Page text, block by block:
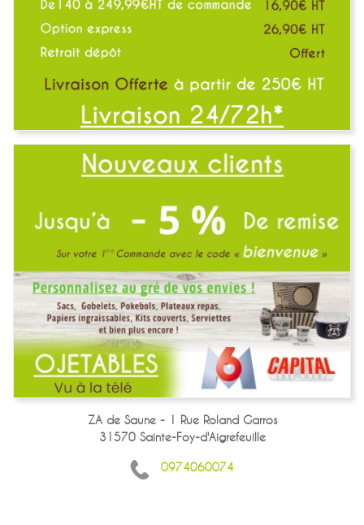
ZA de Saune - 1 Rue Roland Garros
31570 Sainte-Foy-d'Aigrefeuille
0974060074